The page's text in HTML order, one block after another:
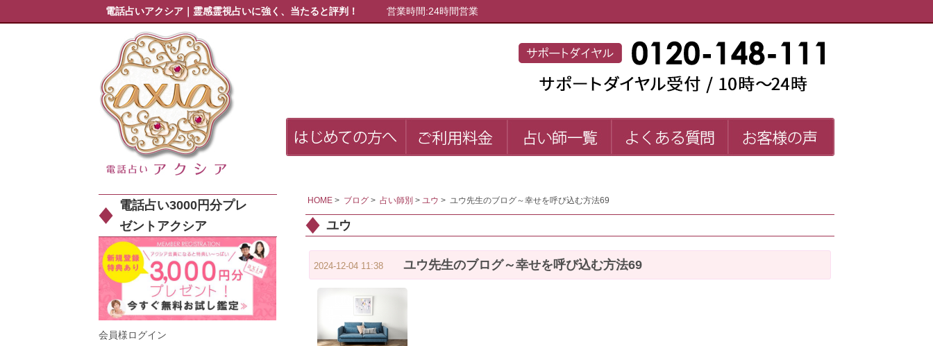
電話占いアクシア｜霊感霊視占いに強く、当たると評判！ 営業時間:24時間営業
電話占い3000円分プレ
ゼントアクシア
会員様ログイン
HOME> ブログ> 占い師別 > ユウ > ユウ先生のブログ～幸せを呼び込む方法69
ユウ
2024-12-04 11:38 ユウ先生のブログ～幸せを呼び込む方法69